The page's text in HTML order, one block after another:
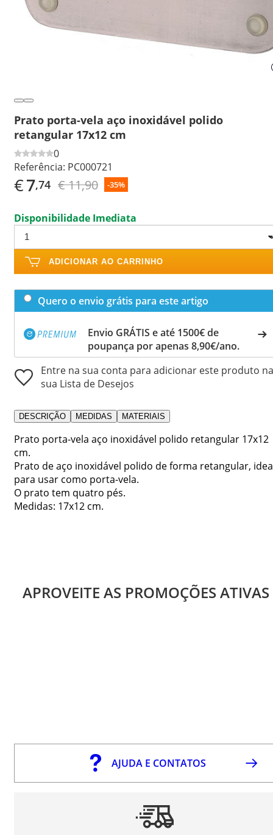
Prato porta-vela aço inoxidável polido
retangular 17x12 cm
0
Referência: PC000721
€7,74 € 11,90 -35%
Disponibilidade Imediata
ADICIONAR AO CARRINHO
Quero o envio grátis para este artigo
Envio GRÁTIS e até 1500€ de
poupança por apenas 8,90€/ano.
Entre na sua conta para adicionar este produto na
sua Lista de Desejos
DESCRIÇÃO MEDIDAS MATERIAIS
Prato porta-vela aço inoxidável polido retangular 17x12
cm.
Prato de aço inoxidável polido de forma retangular,
para usar como porta-vela.
O prato tem quatro pés.
Medidas: 17x12 cm.
APROVEITE AS PROMOÇÕES ATIVAS
AJUDA E CONTATOS